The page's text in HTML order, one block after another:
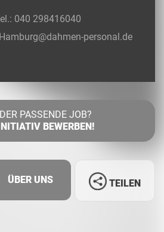
040 298416040
personal.de
PASSENDE JOB?
BEWERBEN!
ÜBER UNS TEILEN